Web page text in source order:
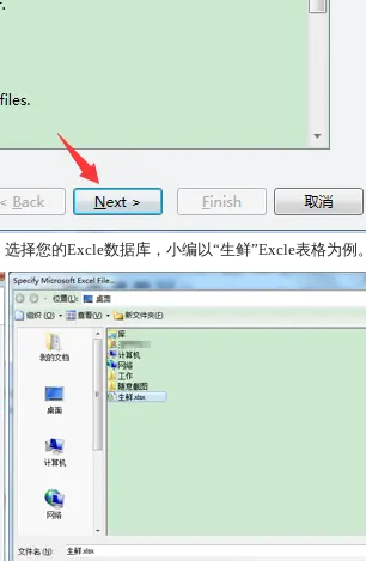
择您的Excle数据库，小编以“生鲜”Excle表格为例。